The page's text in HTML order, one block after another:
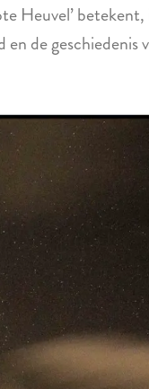
Heuvel’
de geschiedenis